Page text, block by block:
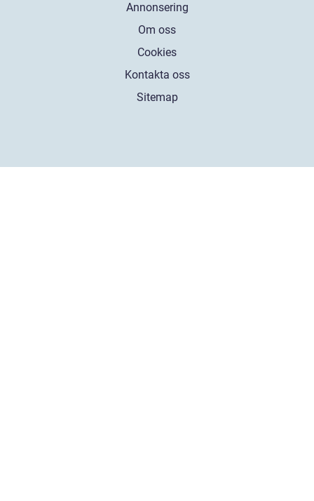
Annonsering
Om oss
Cookies
Kontakta oss
Sitemap